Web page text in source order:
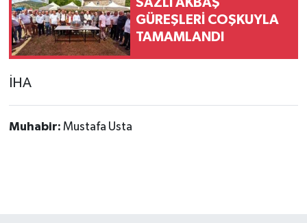
SAZLI AKBAŞ
GÜREŞLERİ COŞKUYLA
TAMAMLANDI
İHA
Muhabir: Mustafa Usta